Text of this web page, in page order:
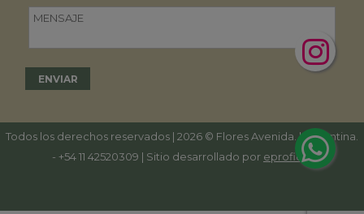
Todos los derechos reservados | 2026 © Flores Avenida. | Argentina.
- +54 11 42520309 | Sitio desarrollado por eproficio